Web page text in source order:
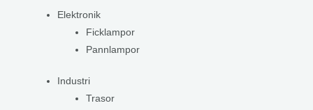
Elektronik
Ficklampor
Pannlampor
Industri
Trasor